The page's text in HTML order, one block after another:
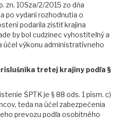
zn. 10Sza/2/2015 zo dňa
po vydaní rozhodnutia o
podarila zistiť krajina
by bol cudzinec vyhostiteľný a
účel výkonu administratívneho
tretej krajiny podľa §
ŠPTK je § 88 ods. 1 písm. c)
teda na účel zabezpečenia
prevozu podľa osobitného